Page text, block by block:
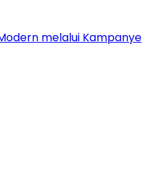
melalui Kampanye